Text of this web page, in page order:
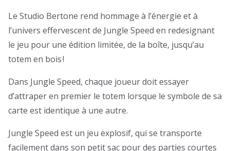
Le Studio Bertone rend hommage à l’énergie et à
l’univers effervescent de Jungle Speed en redesignant
le jeu pour une édition limitée, de la boîte, jusqu’au
totem en bois !
Dans Jungle Speed, chaque joueur doit essayer
d’attraper en premier le totem lorsque le symbole de sa
carte est identique à une autre.
Jungle Speed est un jeu explosif, qui se transporte
facilement dans son petit sac pour des parties courtes